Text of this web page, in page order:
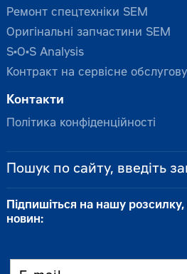
Ремонт спецтехніки SEM
Оригінальні запчастини SEM
S•O•S Analysis
Контракт на сервісне
Контакти
Політика конфіденційності
Підпишіться на нашу
новин: